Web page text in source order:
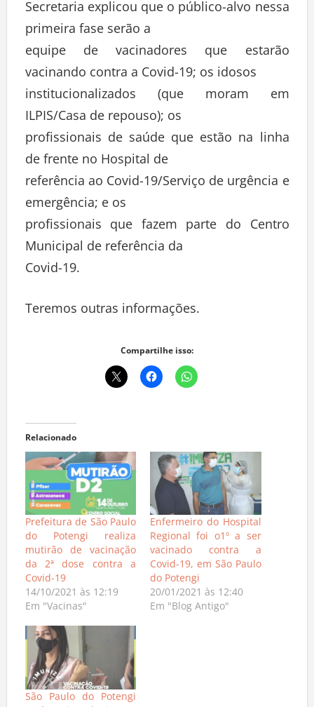
Secretaria explicou que o público-alvo nessa
primeira fase serão a
equipe de vacinadores que estarão
vacinando contra a Covid-19; os idosos
institucionalizados (que moram em
ILPIS/Casa de repouso); os
profissionais de saúde que estão na linha
de frente no Hospital de
referência ao Covid-19/Serviço de urgência e
emergência; e os
profissionais que fazem parte do Centro
Municipal de referência da
Covid-19.
Teremos outras informações.
Compartilhe isso:
Relacionado
Prefeitura de São Paulo
do Potengi realiza
mutirão de vacinação
da 2ª dose contra a
Covid-19
14/10/2021 às 12:19
Em "Vacinas"
Enfermeiro do Hospital
Regional foi o1º a ser
vacinado contra a
Covid-19, em São Paulo
do Potengi
20/01/2021 às 12:40
Em "Blog Antigo"
São Paulo do Potengi